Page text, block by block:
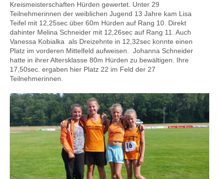
Kreismeisterschaften Hürden gewertet. Unter 29
Teilnehmerinnen der weiblichen Jugend 13 Jahre kam Lisa
Teifel mit 12,25sec über 60m Hürden auf Rang 10. Direkt
dahinter Melina Schneider mit 12,26sec auf Rang 11. Auch
Vanessa Kobialka als Dreizehnte in 12,32sec konnte einen
Platz im vorderen Mittelfeld aufweisen. Johanna Schneider
hatte in ihrer Altersklasse 80m Hürden zu bewältigen. Ihre
17,50sec. ergaben hier Platz 22 im Feld der 27
Teilnehmerinnen.